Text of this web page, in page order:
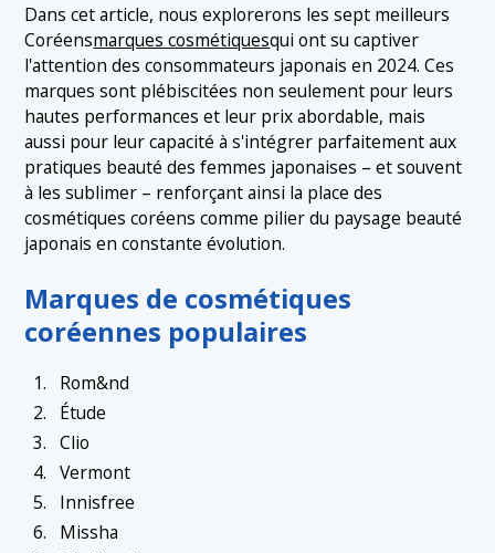
Dans cet article, nous explorerons les sept meilleurs
Coréensmarques cosmétiquesqui ont su captiver
l'attention des consommateurs japonais en 2024. Ces
marques sont plébiscitées non seulement pour leurs
hautes performances et leur prix abordable, mais
aussi pour leur capacité à s'intégrer parfaitement aux
pratiques beauté des femmes japonaises – et souvent
à les sublimer – renforçant ainsi la place des
cosmétiques coréens comme pilier du paysage beauté
japonais en constante évolution.
Marques de cosmétiques
coréennes populaires
Rom&nd
Étude
Clio
Vermont
Innisfree
Missha